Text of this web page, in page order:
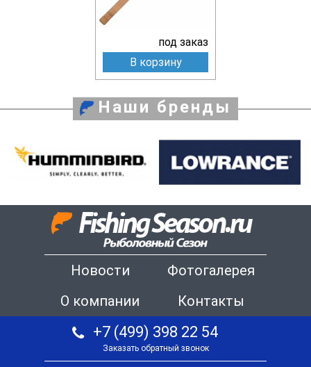
под заказ
В корзину
Наши бренды
Новости
Фотогалерея
О компании
Контакты
+7 (499) 398 22 54
Заказать обратный звонок